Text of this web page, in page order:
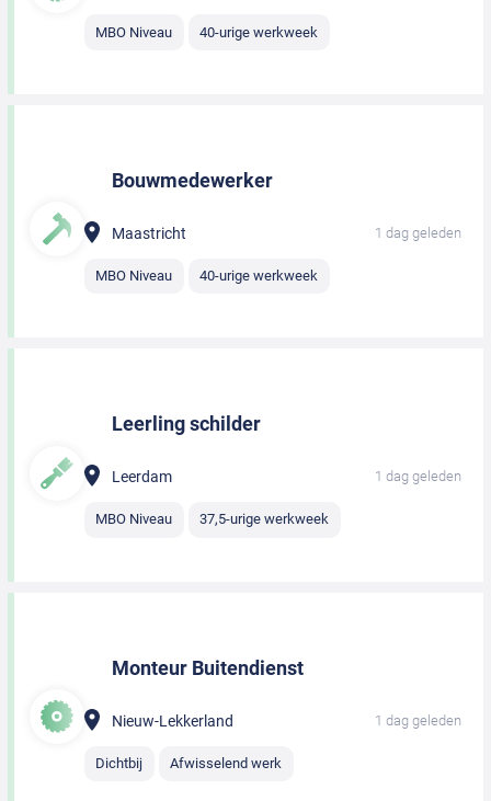
MBO Niveau 40-urige werkweek
Bouwmedewerker
Maastricht 1 dag geleden
MBO Niveau 40-urige werkweek
Leerling schilder
Leerdam 1 dag geleden
MBO Niveau 37,5-urige werkweek
Monteur Buitendienst
Nieuw-Lekkerland 1 dag geleden
Dichtbij Afwisselend werk